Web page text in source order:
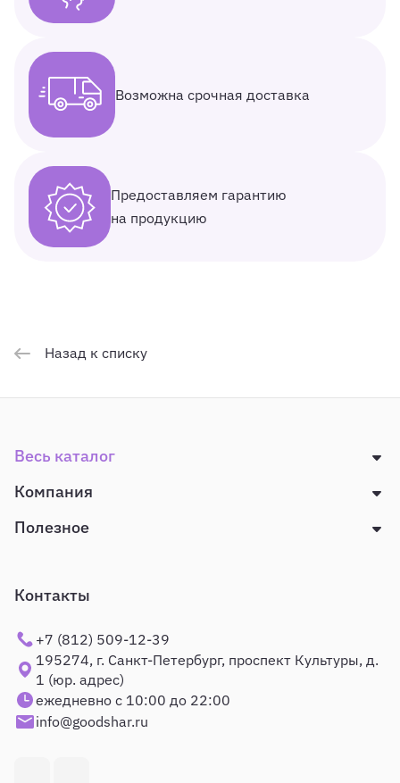
Возможна срочная доставка
Предоставляем гарантию
на продукцию
Назад к списку
Весь каталог
Компания
Полезное
Контакты
+7 (812) 509-12-39
195274, г. Санкт-Петербург, проспект Культуры, д.
1 (юр. адрес)
ежедневно с 10:00 до 22:00
info@goodshar.ru